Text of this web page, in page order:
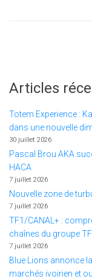
Articles
Totem Experience :
dans une nouvelle
30 juillet 2026
Pascal Brou AKA
HACA
7 juillet 2026
Nouvelle zone de
7 juillet 2026
TF1/CANAL+ :
chaînes du groupe
7 juillet 2026
Blue Lions annonce
marchés ivoirien et